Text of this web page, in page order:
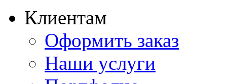
Клиентам
Оформить заказ
Наши услуги